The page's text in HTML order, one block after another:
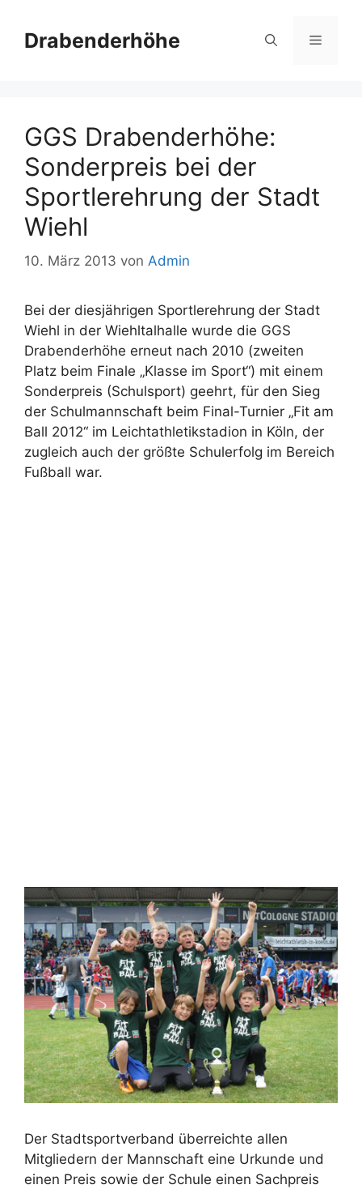
Inhalt
springen
Drabenderhöhe Menü
GGS Drabenderhöhe:
Sonderpreis bei der
Sportlerehrung der Stadt
Wiehl
10. März 2013 von Admin
Bei der diesjährigen Sportlerehrung der Stadt
Wiehl in der Wiehltalhalle wurde die GGS
Drabenderhöhe erneut nach 2010 (zweiten
Platz beim Finale „Klasse im Sport“) mit einem
Sonderpreis (Schulsport) geehrt, für den Sieg
der Schulmannschaft beim Final-Turnier „Fit am
Ball 2012“ im Leichtathletikstadion in Köln, der
zugleich auch der größte Schulerfolg im Bereich
Fußball war.
Der Stadtsportverband überreichte allen
Mitgliedern der Mannschaft eine Urkunde und
einen Preis sowie der Schule einen Sachpreis